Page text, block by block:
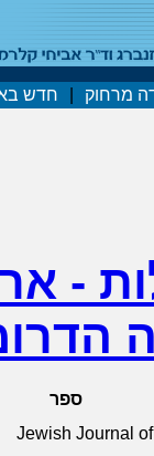
מרחוק חדש
-
ספר
Jewish Journal